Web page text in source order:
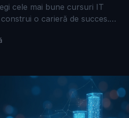
cele mai bune cursuri IT
o carieră de succes.
și fă o investiție inteligentă